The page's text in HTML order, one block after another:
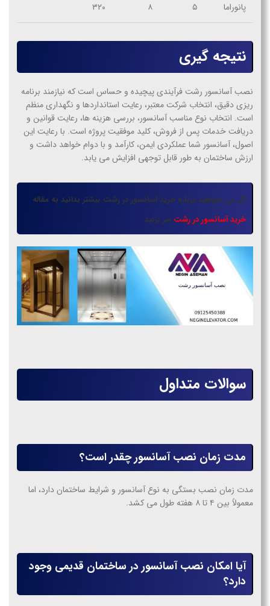
پانوراما ۵ ۸ ۳۲۰
نتیجه گیری
نصب آسانسور رشتفرآیندی پیچیده و حساس است که نیازمند برنامه
ریزی دقیق، انتخاب شرکت معتبر، رعایت استانداردها و نگهداری منظم
است. انتخاب نوع مناسب آسانسور، بررسی هزینه ها، رعایت قوانین و
دریافت خدمات پس از فروش، کلید موفقیت پروژه است. با رعایت این
اصول، آسانسور شما عملکردی ایمن، کارآمد و با دوام خواهد داشت و
ارزش ساختمان به طور قابل توجهی افزایش می یابد.
اگر می خواهید درباره خرید آسانسور در رشت بیشتر بدانید به مقاله
خرید آسانسور در رشت سر بزنید
سوالات متداول
مدت زمان نصب آسانسور چقدر است؟
مدت زمان نصب بستگی به نوع آسانسور و شرایط ساختمان دارد، اما
معمولاً بین ۴ تا ۸ هفته طول می کشد.
آیا امکان نصب آسانسور در ساختمان قدیمی وجود
دارد؟